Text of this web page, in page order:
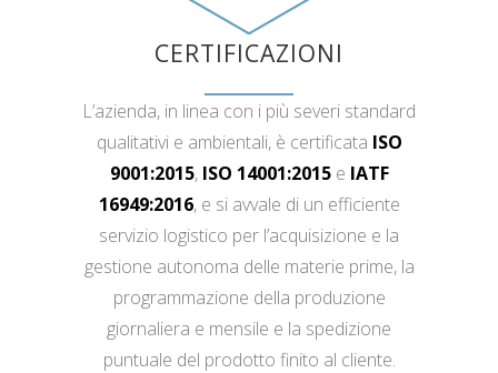
CERTIFICAZIONI
L’azienda, in linea con i più severi standard
qualitativi e ambientali, è certificata ISO
9001:2015, ISO 14001:2015e IATF
16949:2016, e si avvale di un efficiente
servizio logistico per l’acquisizione e la
gestione autonoma delle materie prime, la
programmazione della produzione
giornaliera e mensile e la spedizione
puntuale del prodotto finito al cliente.